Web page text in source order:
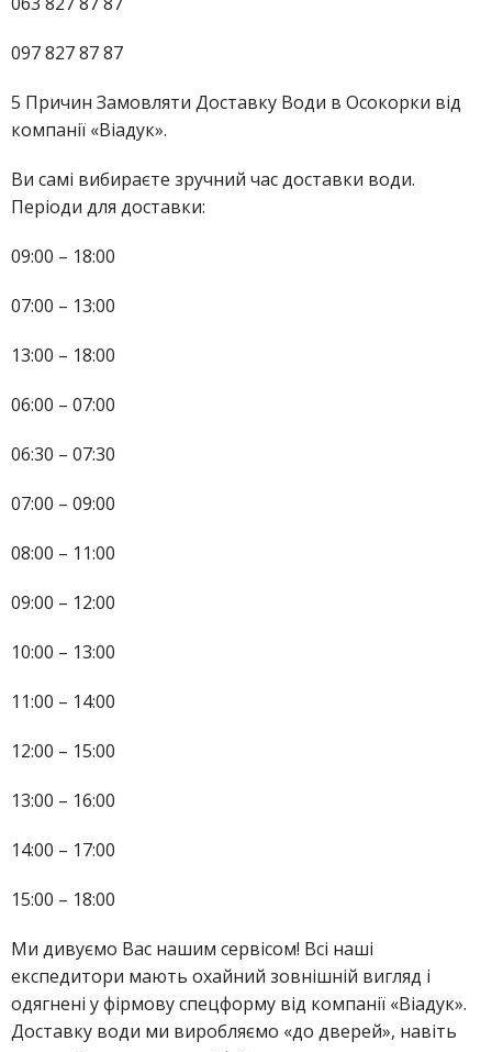
097 827 87 87
5 Причин Замовляти Доставку Води в Осокорки від
компанії «Віадук».
Ви самі вибираєте зручний час доставки води.
Періоди для доставки:
09:00 – 18:00
07:00 – 13:00
13:00 – 18:00
06:00 – 07:00
06:30 – 07:30
07:00 – 09:00
08:00 – 11:00
09:00 – 12:00
10:00 – 13:00
11:00 – 14:00
12:00 – 15:00
13:00 – 16:00
14:00 – 17:00
15:00 – 18:00
Ми дивуємо Вас нашим сервісом! Всі наші
експедитори мають охайний зовнішній вигляд і
одягнені у фірмову спецформу від компанії «Віадук».
Доставку води ми виробляємо «до дверей», навіть